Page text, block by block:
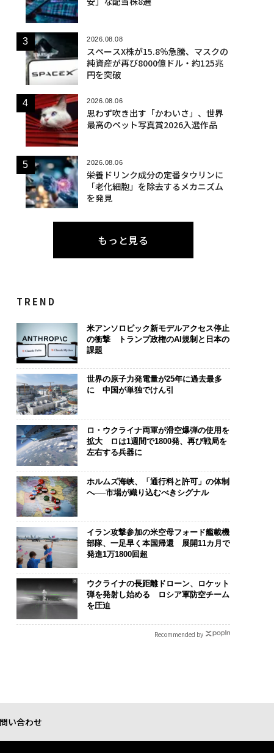
を礎に、未来を再定
る 125年企業BAT
むスモークレスな未
スパシオが描く、新しい
日本のラグジュアリー
（前編）
のキャリアに
あるか。トッ
T 2026
2026.08.08
スペースX株が15.8％急騰、マスクの
純資産が再び8000億ドル・約125兆
円を突破
2026.08.06
思わず吹き出す「かわいさ」、世界
最高のペット写真賞2026入選作品
2026.08.06
栄養ドリンク成分の定番タウリンに
「老化細胞」を除去するメカニズム
を発見
もっと見る
TREND
米アンソロピック新モデルアクセス停止
の衝撃 トランプ政権のAI規制と日本の
課題
世界の原子力発電量が25年に過去最多
に 中国が単独でけん引
ロ・ウクライナ両軍が滑空爆弾の使用を
拡大 ロは1週間で1800発、再び戦局を
左右する兵器に
ホルムズ海峡、「通行料と許可」の体制
へ──市場が織り込むべきシグナル
イラン攻撃参加の米空母フォード艦載機
部隊、一足早く本国帰還 展開11カ月で
発進1万1800回超
ウクライナの長距離ドローン、ロケット
弾を発射し始める ロシア軍防空チーム
を圧迫
Recommended by
い合わせ